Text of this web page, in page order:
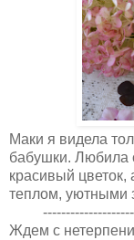
Маки я видела
бабушки. Любила
красивый
теплом, уютными
Ждем с